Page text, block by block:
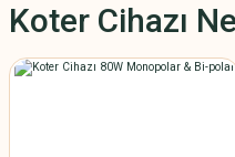
Koter Cihazı